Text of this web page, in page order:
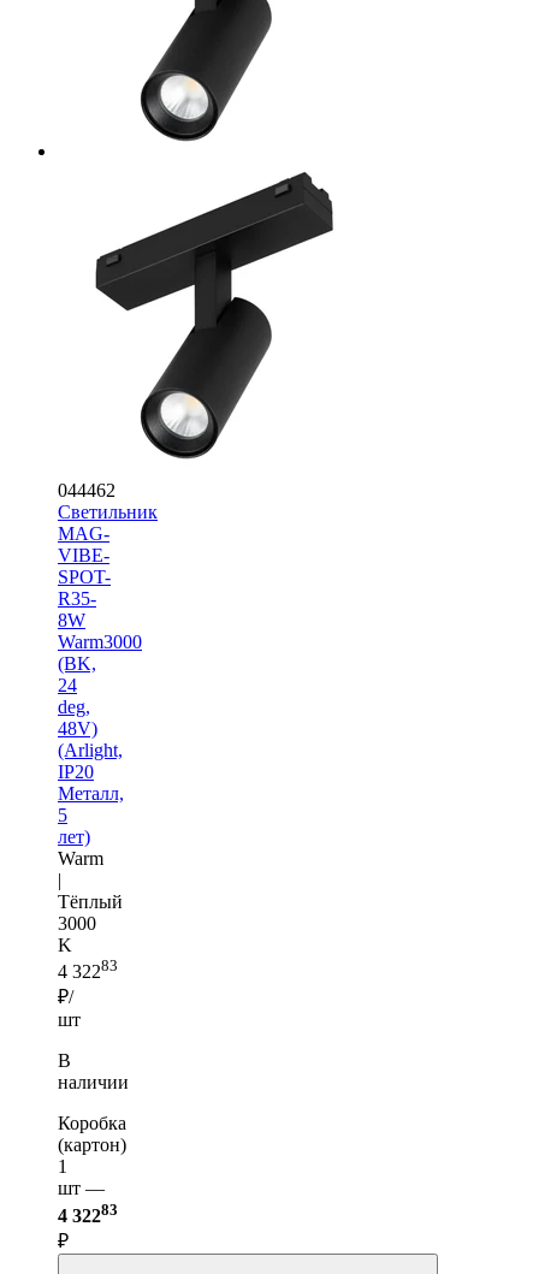
044462
Светильник
MAG-
VIBE-
SPOT-
R35-
8W
Warm3000
(BK,
24
deg,
48V)
(Arlight,
IP20
Металл,
5
лет)
Warm
|
Тёплый
3000
K
4 32283
₽/
шт
В
наличии
Коробка
(картон)
1
шт —
4 32283
₽